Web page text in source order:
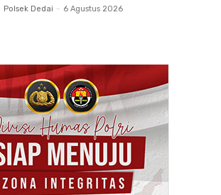
Polsek Dedai - 6 Agustus 2026